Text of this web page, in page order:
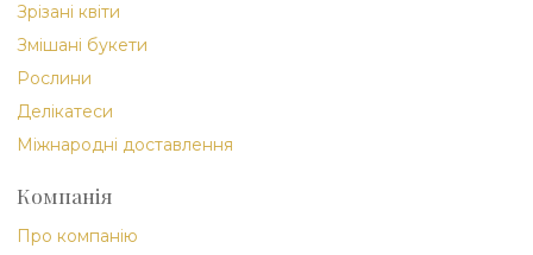
Зрізані квіти
Змішані букети
Рослини
Делікатеси
Міжнародні доставлення
Компанія
Про компанію